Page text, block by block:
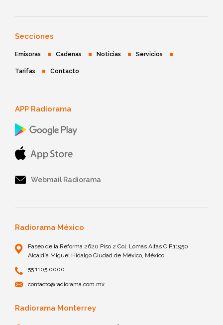
Secciones
Emisoras Cadenas Noticias Servicios
Tarifas Contacto
APP Radiorama
Webmail Radiorama
Radiorama México
Paseo de la Reforma 2620 Piso 2 Col. Lomas Altas C.P.11950
Alcaldía Miguel Hidalgo Ciudad de México, México
55 1105 0000
contacto@radiorama.com.mx
Radiorama Monterrey